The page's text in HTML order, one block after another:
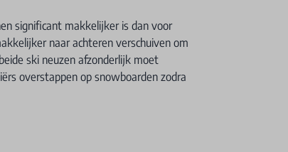
significant makkelijker is dan voor
naar achteren verschuiven om
ski neuzen afzonderlijk moet
overstappen op snowboarden zodra